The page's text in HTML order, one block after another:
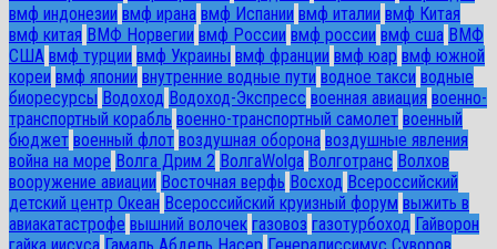
вмф индонезии вмф ирана вмф Испании вмф италии вмф Китая
вмф китая ВМФ Норвегии вмф России вмф россии вмф сша ВМФ
США вмф турции вмф Украины вмф франции вмф юар вмф южной
кореи вмф японии внутренние водные пути водное такси водные
биоресурсы Водоход Водоход-Экспресс военная авиация военно-
транспортный корабль военно-транспортный самолет военный
бюджет военный флот воздушная оборона воздушные явления
война на море Волга Дрим 2 ВолгаWolga Волготранс Волхов
вооружение авиации Восточная верфь Восход Всероссийский
детский центр Океан Всероссийский круизный форум выжить в
авиакатастрофе вышний волочек газовоз газотурбоход Гайворон